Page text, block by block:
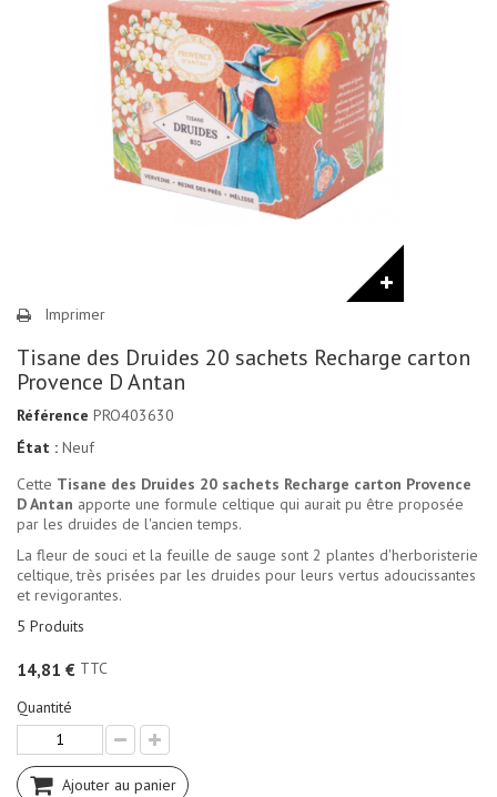
Imprimer
Tisane des Druides 20 sachets Recharge carton
Provence D Antan
Référence PRO403630
État : Neuf
Cette Tisane des Druides 20 sachets Recharge carton Provence
D Antan apporte une formule celtique qui aurait pu être proposée
par les druides de l'ancien temps.
La fleur de souci et la feuille de sauge sont 2 plantes d'herboristerie
celtique, très prisées par les druides pour leurs vertus adoucissantes
et revigorantes.
5 Produits
14,81 € TTC
Quantité
Ajouter au panier